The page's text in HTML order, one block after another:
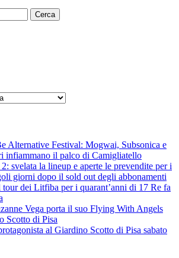
Alternative Festival: Mogwai, Subsonica e
infiammano il palco di Camigliatello
svelata la lineup e aperte le prevendite per i
giorni dopo il sold out degli abbonamenti
dei Litfiba per i quarant’anni di 17 Re fa
Vega porta il suo Flying With Angels
Scotto di Pisa
al Giardino Scotto di Pisa sabato